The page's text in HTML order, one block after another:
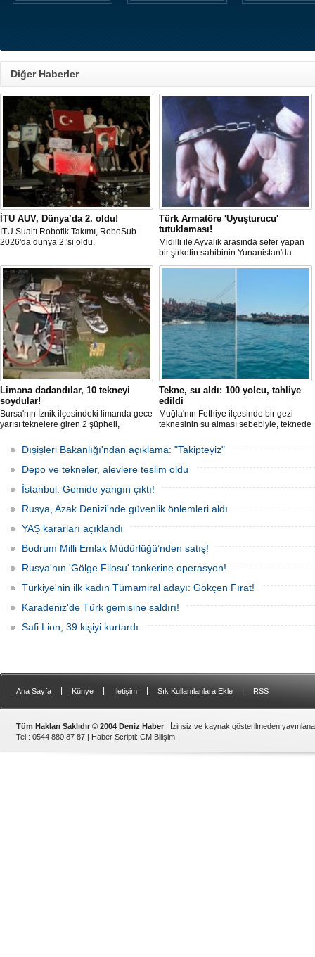
Diğer Haberler
İTU AUV, Dünya’da 2. oldu!
İTÜ Sualtı Robotik Takımı, RoboSub
2026'da dünya 2.'si oldu.
Türk Armatöre 'Uyuşturucu'
tutuklaması!
Midilli ile Ayvalık arasında sefer yapan
bir şirketin sahibinin Yunanistan'da
tutuklandığı bildirildi.
Limana dadandılar, 10 tekneyi
soydular!
Bursa'nın İznik ilçesindeki limanda gece
yarısı teknelere giren 2 şüpheli,
çaldı. Olay, güvenlik kameralarına
yansıdı, tekne sahiplerinin ihbarıyla
jandarma inceleme başlattı.
Tekne, su aldı: 100 yolcu, tahliye
edildi
Muğla'nın Fethiye ilçesinde bir gezi
teknesinin su alması sebebiyle, teknede
teknenin batmaması için bölgede
kurtarma çalışması başlatıldı.
Dışişleri Bakanlığı'ndan açıklama: "Takipteyiz"
Depo ve tekneler, alevlere teslim oldu
İstanbul: Gemide yangın çıktı!
Rusya, Azak Denizi'nde güvenlik önlemleri aldı
YAŞ kararları açıklandı
Bodrum Milli Emlak Müdürlüğü’nden satış!
Rusya'nın 'Gölge Filosu' tankerine operasyon!
Türkiye'nin ilk kadın Tümamiral adayı: Gökçen Fırat!
Karadeniz'de Türk gemisine saldırı!
Safi Lion, 39 kişiyi kurtardı
Ana Sayfa Künye İletişim Sık Kullanılanlara Ekle RSS
Tüm Hakları Saklıdır © 2004 Deniz Haber | İzinsiz ve kaynak gösterilmeden
Tel : 0544 880 87 87 | Haber Scripti: CM Bilişim